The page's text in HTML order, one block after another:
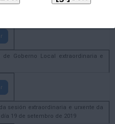
da Xunta de Goberno Local de 17 de
Goberno Local extraordinaria e
da sesión extraordinaria e urxente da
19 de setembro de 2019